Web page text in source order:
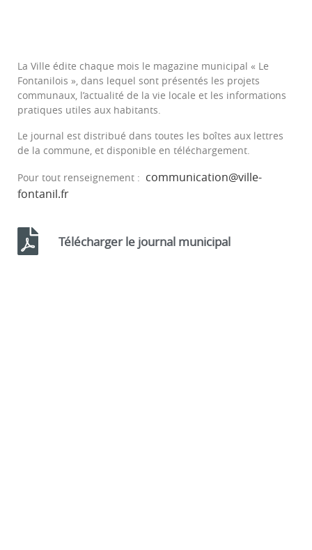
La Ville édite chaque mois le magazine municipal « Le
Fontanilois », dans lequel sont présentés les projets
communaux, l’actualité de la vie locale et les informations
pratiques utiles aux habitants.
Le journal est distribué dans toutes les boîtes aux lettres
de la commune, et disponible en téléchargement.
Pour tout renseignement : communication@ville-
fontanil.fr
Télécharger le journal municipal